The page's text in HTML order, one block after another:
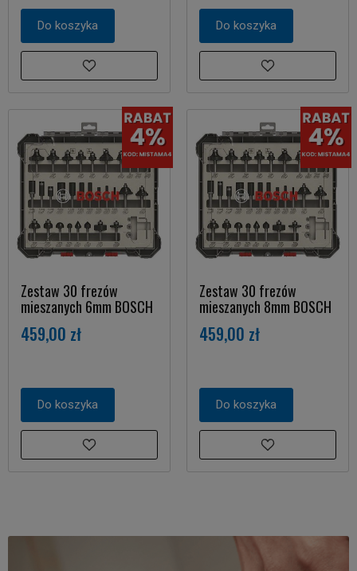
Do koszyka Do koszyka
Zestaw 30 frezów
mieszanych 6mm BOSCH
459,00 zł
Do koszyka
Zestaw 30 frezów
mieszanych 8mm BOSCH
459,00 zł
Do koszyka